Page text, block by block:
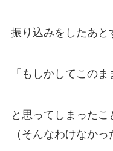
振り込みをしたあと
「もしかしてこの
と思ってしまった
（そんなわけなかっ